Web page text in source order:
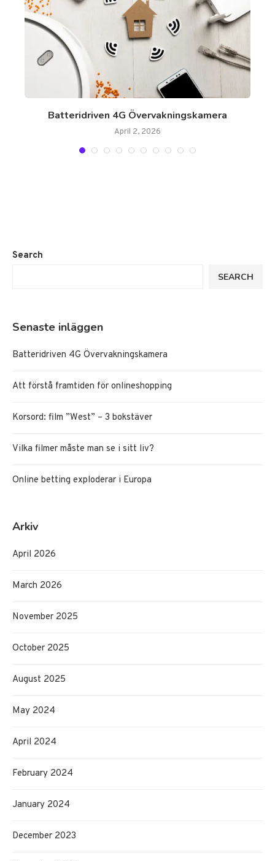
Batteridriven 4G Övervakningskamera
April 2, 2026
Search
SEARCH
Senaste inläggen
Batteridriven 4G Övervakningskamera
Att förstå framtiden för onlineshopping
Korsord: film ”West” – 3 bokstäver
Vilka filmer måste man se i sitt liv?
Online betting exploderar i Europa
Arkiv
April 2026
March 2026
November 2025
October 2025
August 2025
May 2024
April 2024
February 2024
January 2024
December 2023